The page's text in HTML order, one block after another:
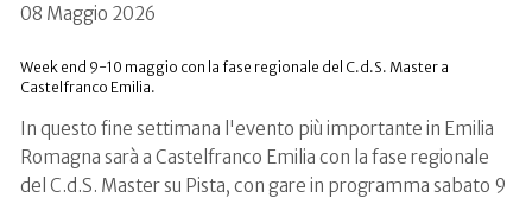
08 Maggio 2026
Week end 9-10 maggio con la fase regionale del C.d.S. Master a
Castelfranco Emilia.
In questo fine settimana l'evento più importante in Emilia
Romagna sarà a Castelfranco Emilia con la fase regionale
del C.d.S. Master su Pista, con gare in programma sabato 9